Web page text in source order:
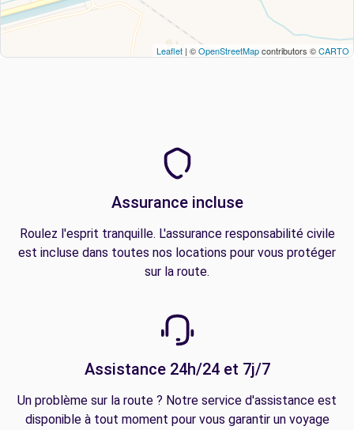
Leaflet | ©OpenStreetMapcontributors ©CARTO
Assurance incluse
Roulez l'esprit tranquille. L'assurance responsabilité civile
est incluse dans toutes nos locations pour vous protéger
sur la route.
Assistance 24h/24 et 7j/7
Un problème sur la route ? Notre service d'assistance est
disponible à tout moment pour vous garantir un voyage